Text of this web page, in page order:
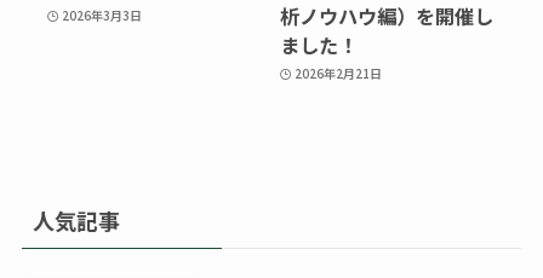
2026年3月3日
析ノウハウ編）を開催し
ました！
2026年2月21日
人気記事